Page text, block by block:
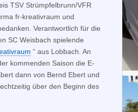
TSV Strümpfelbrunn/VFR
fr-kreativraum und
Verantwortlich für die
SC Weisbach spielende
“ aus Lobbach. An
kommenden Saison die E-
dann von Bernd Ebert und
über den Beginn des